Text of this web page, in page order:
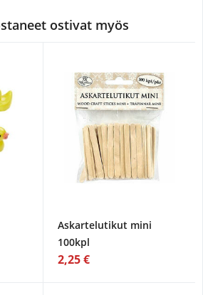
ostivat myös
Askartelutikut mini
100kpl
2,25 €